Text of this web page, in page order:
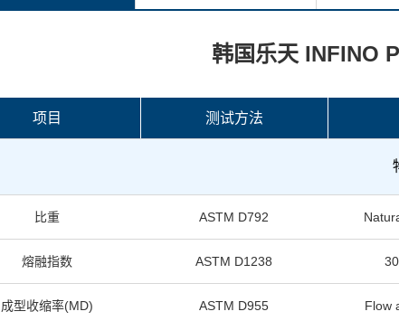
韩国乐天 INFINO
项目 测试方法
比重 ASTM D792
熔融指数 ASTM D1238
成型收缩率(MD) ASTM D955 Flow